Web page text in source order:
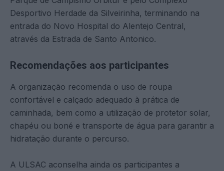
Desportivo Herdade da Silveirinha, terminando na
entrada do Novo Hospital do Alentejo Central,
através da Estrada de Santo Antonico.
Recomendações aos participantes
A organização recomenda o uso de roupa
confortável e calçado adequado à prática de
caminhada, bem como a utilização de protetor solar,
chapéu ou boné e transporte de água para garantir a
hidratação durante o percurso.
A ULSAC aconselha ainda os participantes a